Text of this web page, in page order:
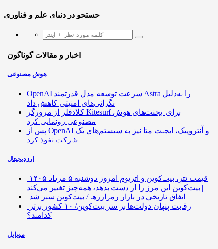
جستجو در دنیای علم و فناوری
اخبار و مقالات گوناگون
هوش مصنوعی
OpenAI سرعت توسعه مدل قدرتمند Astra را به‌دلیل
نگرانی‌های امنیتی کاهش داد
کلادفلر از مرورگر Kitesurf برای ایجنت‌های هوش
مصنوعی رونمایی کرد
پس از OpenAI و آنتروپیک، ایجنت متا نیز به سیستم‌های یک
شرکت نفوذ کرد
ارزدیجیتال
قیمت تتر، بیت‌کوین و اتریوم امروز دوشنبه ۵ مرداد ۱۴۰۵
| بیت‌کوین این مرز را از دست بدهد، همه‌چیز تغییر می‌کند
اتفاق تاریخی در بازار رمزارزها / بیت‌کوین سبز شد
رقابت پنهان دولت‌ها بر سر بیت‌کوین/ ۱۰ کشور برتر
کدامند؟
موبایل